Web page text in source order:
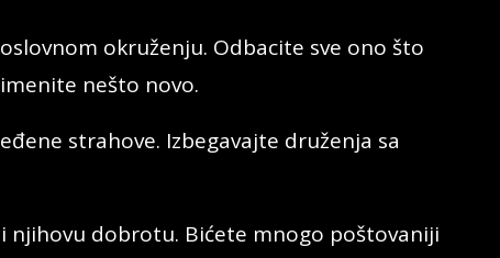
okruženju. Odbacite sve ono što
nešto novo.
strahove. Izbegavajte druženja sa
njihovu dobrotu. Bićete mnogo poštovaniji